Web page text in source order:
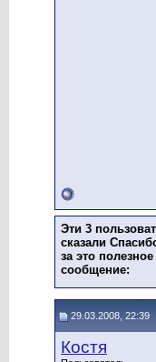
Эти 3
сказали
за это полезное
сообщение:
29.03.2008, 22:39
Костя